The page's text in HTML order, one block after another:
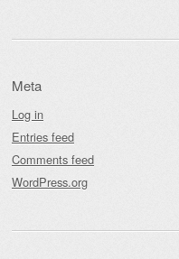
Meta
Log in
Entries feed
Comments feed
WordPress.org